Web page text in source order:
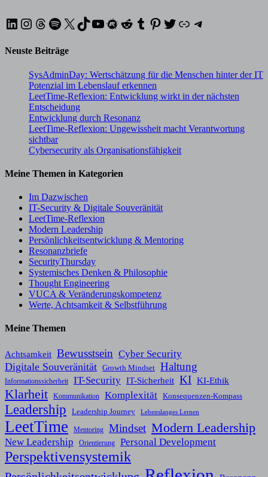
LinkedIn
Instagram
Threads
Spotify
X TikTok
YouTube
Meetup
Reddit
Tumblr
Pinterest
Twitter
XINGTelegram
Neuste Beiträge
SysAdminDay: Wertschätzung für die Menschen hinter der IT
Potenzial im Lebenslauf erkennen
LeetTime-Reflexion: Entwicklung wirkt in der nächsten
Entscheidung
Entwicklung durch Resonanz
LeetTime-Reflexion: Ungewissheit macht Verantwortung
sichtbar
Cybersecurity als Organisationsfähigkeit
Meine Themen in Kategorien
Im Dazwischen
IT-Security & Digitale Souveränität
LeetTime-Reflexion
Modern Leadership
Persönlichkeitsentwicklung & Mentoring
Resonanzbriefe
SecurityThursday
Systemisches Denken & Philosophie
Thought Engineering
VUCA & Veränderungskompetenz
Werte, Achtsamkeit & Selbstführung
Meine Themen
Achtsamkeit Bewusstsein Cyber Security
Digitale Souveränität Growth Mindset Haltung
Informationssicherheit IT-Security IT-Sicherheit KI KI-Ethik
Klarheit Kommunikation Komplexität Konsequenzen-Kompass
Leadership Leadership Journey Lebenslanges Lernen
LeetTime Mentoring Mindset Modern Leadership
New Leadership Orientierung Personal Development
Perspektivensystemik